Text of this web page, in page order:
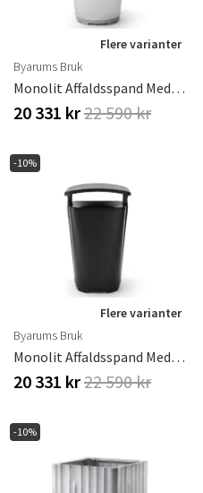
Suomi
Flere varianter
Byarums Bruk
Monolit Affaldsspand Med Tag Aluminium
20 331 kr22 590 kr
-10%
Flere varianter
Byarums Bruk
Monolit Affaldsspand Med Tak Sort
20 331 kr22 590 kr
-10%